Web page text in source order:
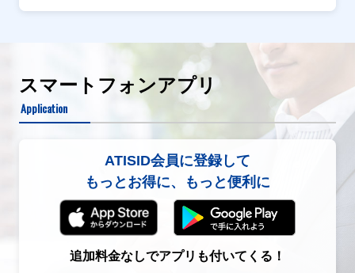
スマートフォンアプリ
Application
ATISID会員に登録して
もっとお得に、もっと便利に
追加料金なしでアプリも付いてくる！